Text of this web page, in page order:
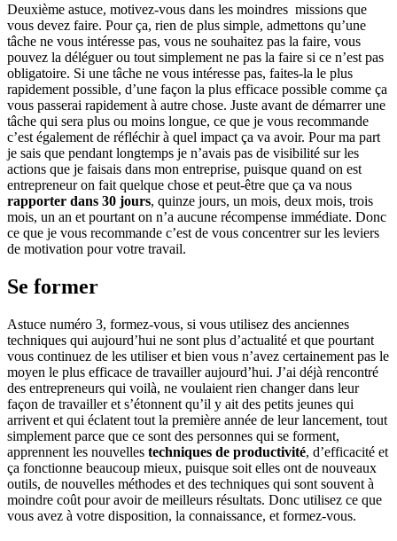
Deuxième astuce, motivez-vous dans les moindres missions que
vous devez faire. Pour ça, rien de plus simple, admettons qu’une
tâche ne vous intéresse pas, vous ne souhaitez pas la faire, vous
pouvez la déléguer ou tout simplement ne pas la faire si ce n’est pas
obligatoire. Si une tâche ne vous intéresse pas, faites-la le plus
rapidement possible, d’une façon la plus efficace possible comme ça
vous passerai rapidement à autre chose. Juste avant de démarrer une
tâche qui sera plus ou moins longue, ce que je vous recommande
c’est également de réfléchir à quel impact ça va avoir. Pour ma part
je sais que pendant longtemps je n’avais pas de visibilité sur les
actions que je faisais dans mon entreprise, puisque quand on est
entrepreneur on fait quelque chose et peut-être que ça va nous
rapporter dans 30 jours, quinze jours, un mois, deux mois, trois
mois, un an et pourtant on n’a aucune récompense immédiate. Donc
ce que je vous recommande c’est de vous concentrer sur les leviers
de motivation pour votre travail.
Se former
Astuce numéro 3, formez-vous, si vous utilisez des anciennes
techniques qui aujourd’hui ne sont plus d’actualité et que pourtant
vous continuez de les utiliser et bien vous n’avez certainement pas le
moyen le plus efficace de travailler aujourd’hui. J’ai déjà rencontré
des entrepreneurs qui voilà, ne voulaient rien changer dans leur
façon de travailler et s’étonnent qu’il y ait des petits jeunes qui
arrivent et qui éclatent tout la première année de leur lancement, tout
simplement parce que ce sont des personnes qui se forment,
apprennent les nouvelles techniques de productivité, d’efficacité et
ça fonctionne beaucoup mieux, puisque soit elles ont de nouveaux
outils, de nouvelles méthodes et des techniques qui sont souvent à
moindre coût pour avoir de meilleurs résultats. Donc utilisez ce que
vous avez à votre disposition, la connaissance, et formez-vous.